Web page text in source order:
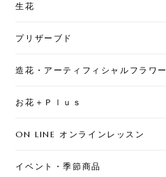
生花
プリザーブド
造花・アーティフィシャルフラワー
お花＋Ｐｌｕｓ
ON LINE オンラインレッスン
イベント・季節商品